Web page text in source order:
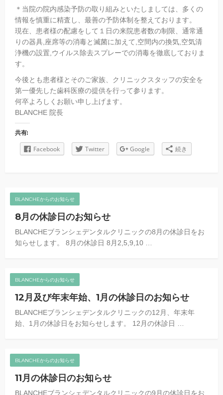
＊当院の院内感染予防の取り組みといたしましては、多くの
情報を慎重に精査し、最善の予防体制を整えております。
現在、患者様の配慮をして１日の来院患者数の制限、通常通
りの器具,座席等の消毒と滅菌に加えて,空間内の換気,空気清
浄機の設置,ウイルス除去スプレーでの消毒を徹底しておりま
す。
今後とも患者様とそのご家族、クリニックスタッフの安全を
第一優先した歯科医療の提供を行って参ります。
何卒よろしくお願い申し上げます。
BLANCHE 院長
共有:
Facebook Twitter Google 続き
BLANCHEからのお知らせ
8月の休診日のお知らせ
BLANCHEブランシェデンタルクリニックの8月の休診日をお
知らせします。 8月の休診日 8月2,5,9,10 …
BLANCHEからのお知らせ
12月及び年末年始、1月の休診日のお知らせ
BLANCHEブランシェデンタルクリニックの12月、年末年
始、1月の休診日をお知らせします。 12月の休診日 …
BLANCHEからのお知らせ
11月の休診日のお知らせ
BLANCHEブランシェデンタルクリニックの9月の休診日をお